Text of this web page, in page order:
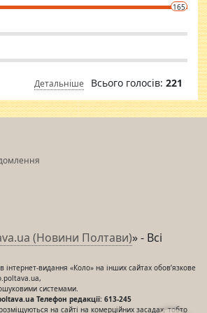
165
Детальніше Всього голосів: 221
(Новини Полтави)» - Всі
інтернет-видання «Коло» на інших сайтах обов’язкове
системами.
Телефон редакції: 613-245
на сайті на комерційних засадах, тобто